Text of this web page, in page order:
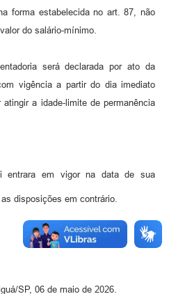
forma estabelecida no art. 87, não
do salário-mínimo.
será declarada por ato da
vigência a partir do dia imediato
a idade-limite de permanência
entrara em vigor na data de sua
disposições em contrário.
SP, 06 de maio de 2026.